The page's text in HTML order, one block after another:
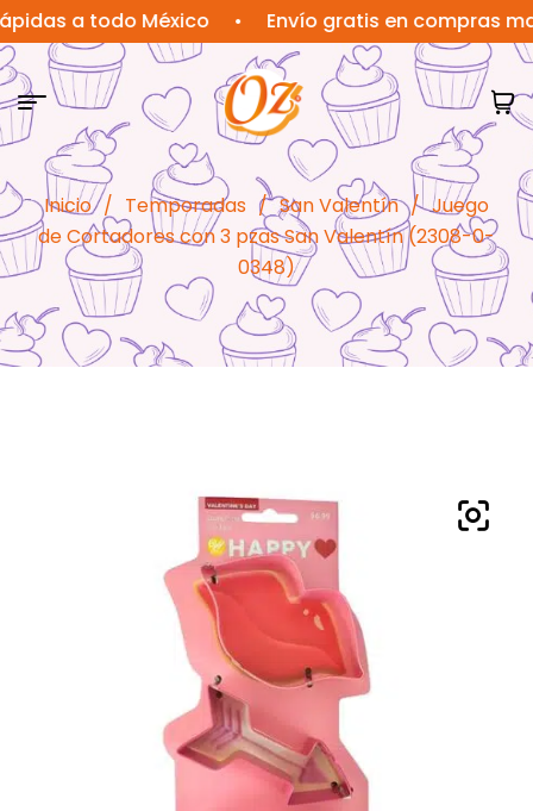
a todo México • Envío gratis en compras mayores
Inicio / Temporadas / San Valentín / Juego
de Cortadores con 3 pzas San Valentín (2308-0-
0348)